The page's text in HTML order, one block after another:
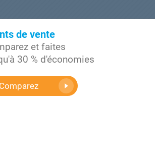
de vente
et faites
30 % d'économies
Comparez